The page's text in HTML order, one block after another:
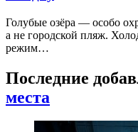
Голубые озёра — особо
а не городской пляж.
режим…
Последние
места